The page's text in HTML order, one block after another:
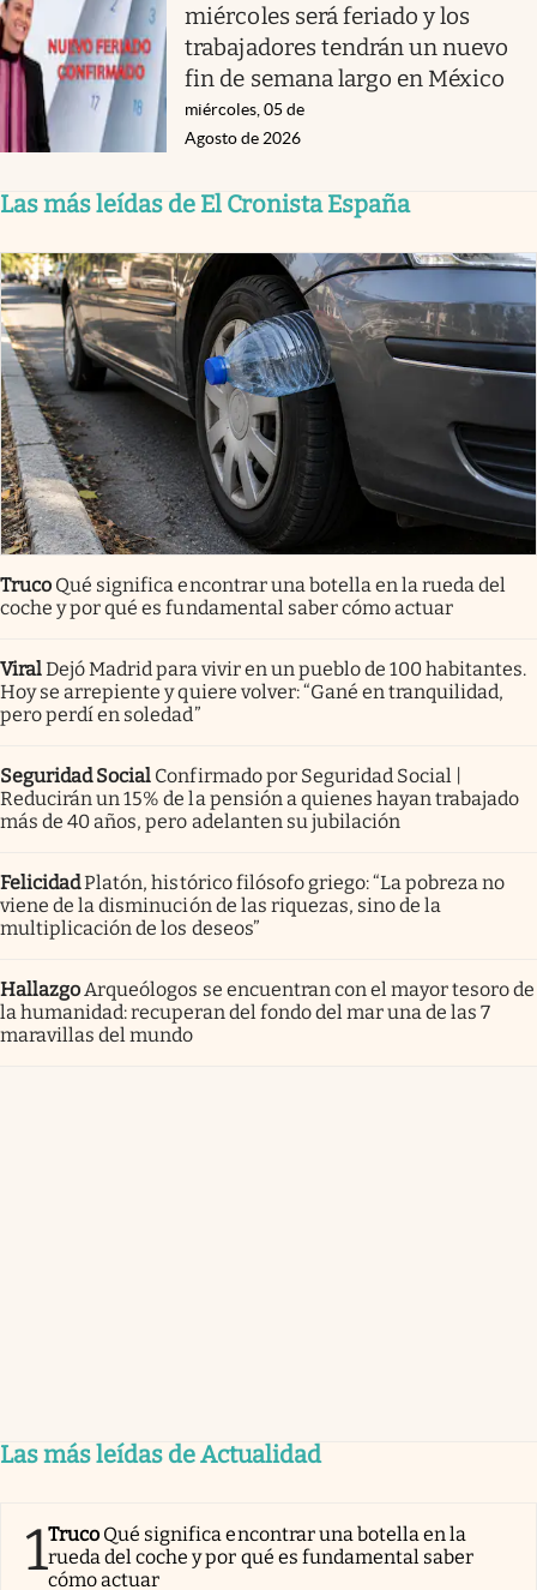
miércoles será feriado y los
trabajadores tendrán un nuevo
fin de semana largo en México
miércoles, 05 de
Agosto de 2026
Las más leídas de El Cronista España
Truco Qué significa encontrar una botella en la rueda del
coche y por qué es fundamental saber cómo actuar
ViralDejó Madrid para vivir en un pueblo de 100 habitantes.
Hoy se arrepiente y quiere volver: “Gané en tranquilidad,
pero perdí en soledad”
Seguridad Social Confirmado por Seguridad Social |
Reducirán un 15% de la pensión a quienes hayan trabajado
más de 40 años, pero adelanten su jubilación
FelicidadPlatón, histórico filósofo griego: “La pobreza no
viene de la disminución de las riquezas, sino de la
multiplicación de los deseos”
Hallazgo Arqueólogos se encuentran con el mayor tesoro de
la humanidad: recuperan del fondo del mar una de las 7
maravillas del mundo
Las más leídas de Actualidad
1Truco Qué significa encontrar una botella en la
rueda del coche y por qué es fundamental saber
cómo actuar